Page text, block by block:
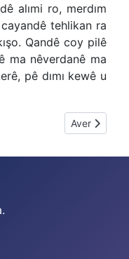
alımi ro, merdım
tehlikan ra
Qandê coy pilê
ma nêverdanê ma
pê dımı kewê u
Next article:
Aver